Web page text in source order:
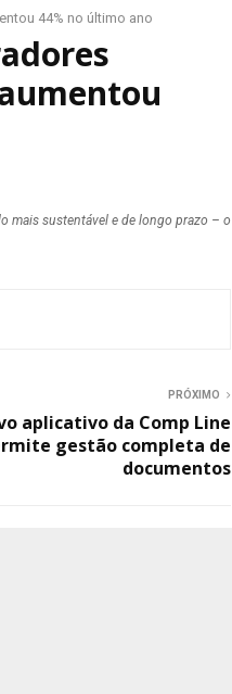
44% no último ano
mais sustentável e de longo prazo – o
PRÓXIMO
aplicativo da Comp Line
gestão completa de
documentos